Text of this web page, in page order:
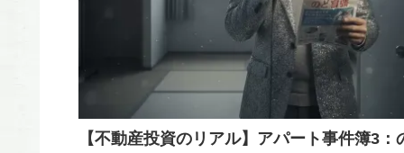
【不動産投資のリアル】アパート事件簿3：